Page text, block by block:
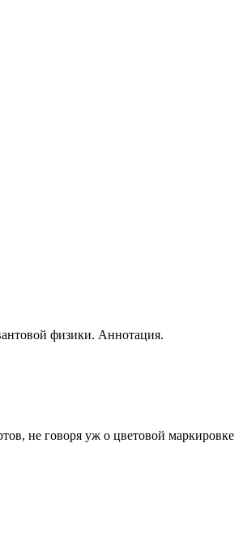
физики. Аннотация.
не говоря уж о цветовой маркировке